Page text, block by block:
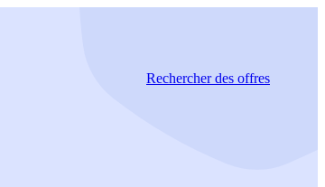
Rechercherdes offres